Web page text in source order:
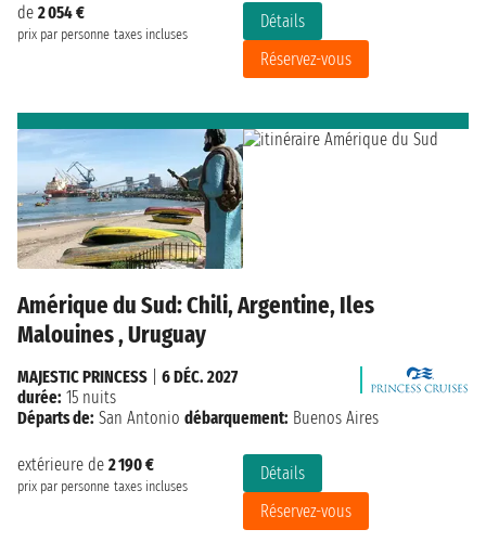
de 2 054 €
prix par personne taxes incluses
Détails
Réservez-vous
Amérique du Sud: Chili, Argentine, Iles
Malouines , Uruguay
extérieure de 2 190 €
prix par personne taxes incluses
Détails
Réservez-vous
MAJESTIC PRINCESS
6 DÉC. 2027
durée: 15 nuits
Départs de: San Antonio débarquement: Buenos Aires